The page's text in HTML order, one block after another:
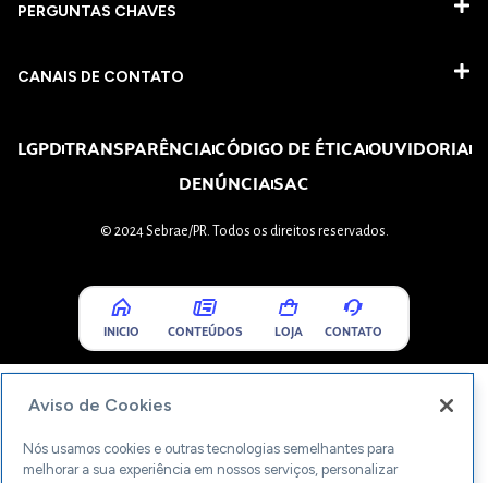
PERGUNTAS CHAVES​
CANAIS DE CONTATO
LGPDTRANSPARÊNCIACÓDIGO DE ÉTICAOUVIDORIA
DENÚNCIASAC
© 2024 Sebrae/PR. Todos os direitos reservados.
INICIO CONTEÚDOS LOJA CONTATO
Aviso de Cookies
Nós usamos cookies e outras tecnologias semelhantes para
melhorar a sua experiência em nossos serviços, personalizar